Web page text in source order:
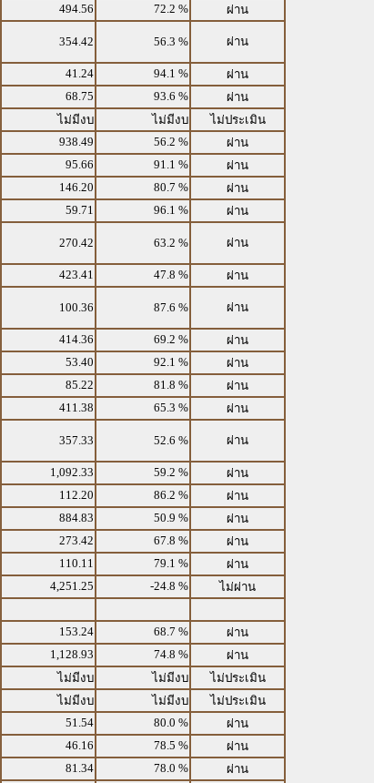
494.56 72.2 %
ผ่าน
354.42 56.3 % ผ่าน
41.24 94.1 %
ผ่าน
68.75 93.6 %
ผ่าน
ไม่มีงบ ไม่มีงบ
ไม่ประเมิน
938.49 56.2 %
ผ่าน
95.66 91.1 %
ผ่าน
146.20 80.7 %
ผ่าน
59.71 96.1 %
ผ่าน
270.42 63.2 % ผ่าน
423.41 47.8 %
ผ่าน
100.36 87.6 % ผ่าน
414.36 69.2 %
ผ่าน
53.40 92.1 %
ผ่าน
85.22 81.8 %
ผ่าน
411.38 65.3 %
ผ่าน
357.33 52.6 % ผ่าน
1,092.33 59.2 %
ผ่าน
112.20 86.2 %
ผ่าน
884.83 50.9 %
ผ่าน
273.42 67.8 %
ผ่าน
110.11 79.1 %
ผ่าน
4,251.25 -24.8 %
ไม่ผ่าน
153.24 68.7 %
ผ่าน
1,128.93 74.8 %
ผ่าน
ไม่มีงบ ไม่มีงบ
ไม่ประเมิน
ไม่มีงบ ไม่มีงบ
ไม่ประเมิน
51.54 80.0 %
ผ่าน
46.16 78.5 %
ผ่าน
81.34 78.0 %
ผ่าน